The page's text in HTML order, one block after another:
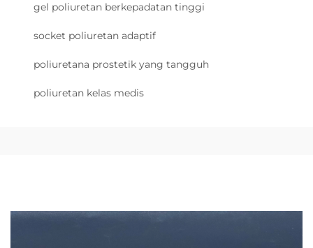
gel poliuretan berkepadatan tinggi
socket poliuretan adaptif
poliuretana prostetik yang tangguh
poliuretan kelas medis